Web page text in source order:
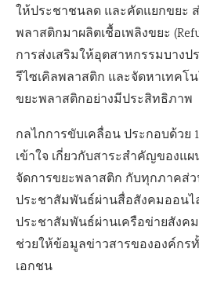
ให้ประชาชนลด และคัดแยกขยะ
พลาสติกมาผลิตเชื้อเพลิงขยะ
การส่งเสริมให้อุตสาหกรรมบางป
รีไซเคิลพลาสติก และจัดหาเทคโ
ขยะพลาสติกอย่างมีประสิทธิภาพ
กลไกการขับเคลื่อน ประกอบด้วย
เข้าใจ เกี่ยวกับสาระสำคัญของแ
จัดการขยะพลาสติก กับทุกภาคส่
ประชาสัมพันธ์ผ่านสื่อสังคมออนไ
ประชาสัมพันธ์ผ่านเครือข่ายสังค
ช่วยให้ข้อมูลข่าวสารขององค์กร
เอกชน